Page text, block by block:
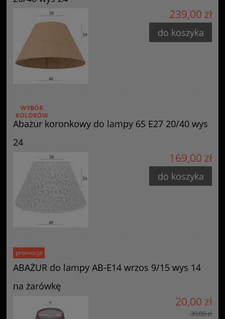
239,00 zł
do koszyka
Abażur koronkowy do lampy 6S E27 20/40 wys
24
WYBÓR
KOLORÓW
169,00 zł
do koszyka
ABAŻUR do lampy AB-E14 wrzos 9/15 wys 14
na żarówkę
promocja
20,00 zł
30,00 zł